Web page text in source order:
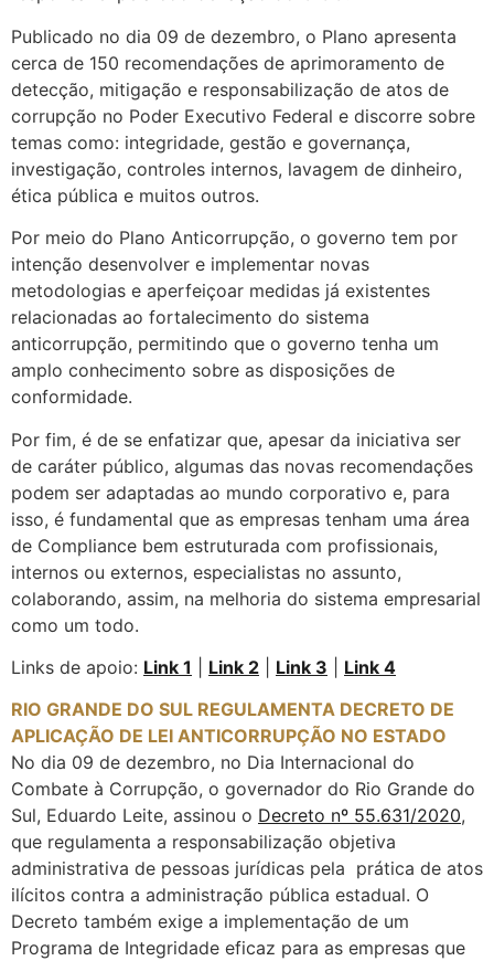
Publicado no dia 09 de dezembro, o Plano apresenta
cerca de 150 recomendações de aprimoramento de
detecção, mitigação e responsabilização de atos de
corrupção no Poder Executivo Federal e discorre sobre
temas como: integridade, gestão e governança,
investigação, controles internos, lavagem de dinheiro,
ética pública e muitos outros.
Por meio do Plano Anticorrupção, o governo tem por
intenção desenvolver e implementar novas
metodologias e aperfeiçoar medidas já existentes
relacionadas ao fortalecimento do sistema
anticorrupção, permitindo que o governo tenha um
amplo conhecimento sobre as disposições de
conformidade.
Por fim, é de se enfatizar que, apesar da iniciativa ser
de caráter público, algumas das novas recomendações
podem ser adaptadas ao mundo corporativo e, para
isso, é fundamental que as empresas tenham uma área
de Compliance bem estruturada com profissionais,
internos ou externos, especialistas no assunto,
colaborando, assim, na melhoria do sistema empresarial
como um todo.
Links de apoio: Link 1 Link 2 Link 3
Link 4
RIO GRANDE DO SUL REGULAMENTA DECRETO DE
APLICAÇÃO DE LEI ANTICORRUPÇÃO NO ESTADO
No dia 09 de dezembro, no Dia Internacional do
Combate à Corrupção, o governador do Rio Grande do
Sul, Eduardo Leite, assinou o Decreto nº 55.631/2020,
que regulamenta a responsabilização objetiva
administrativa de pessoas jurídicas pela prática de atos
ilícitos contra a administração pública estadual. O
Decreto também exige a implementação de um
Programa de Integridade eficaz para as empresas que